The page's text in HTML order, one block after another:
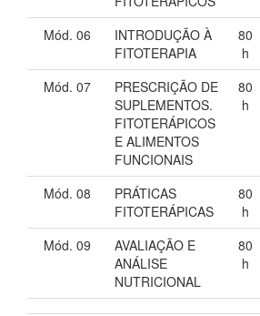
Mód. 06
INTRODUÇÃO À
FITOTERAPIA
80
h
Mód. 07
PRESCRIÇÃO DE
SUPLEMENTOS.
FITOTERÁPICOS
E ALIMENTOS
FUNCIONAIS
80
h
Mód. 08
PRÁTICAS
FITOTERÁPICAS
80
h
Mód. 09
AVALIAÇÃO E
ANÁLISE
NUTRICIONAL
80
h